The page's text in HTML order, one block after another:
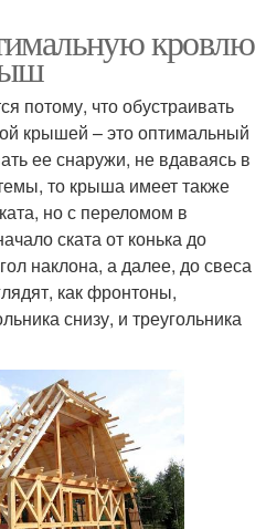
кровлю
потому, что обустраивать
крышей – это оптимальный
ее снаружи, не вдаваясь в
то крыша имеет также
но с переломом в
ската от конька до
наклона, а далее, до свеса
как фронтоны,
снизу, и треугольника